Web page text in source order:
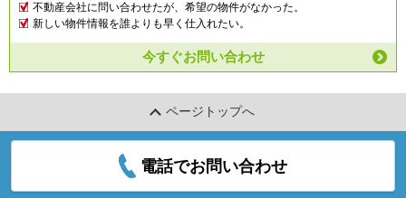
不動産会社に問い合わせたが、希望の物件がなかった。
新しい物件情報を誰よりも早く仕入れたい。
今すぐお問い合わせ
ページトップへ
電話でお問い合わせ